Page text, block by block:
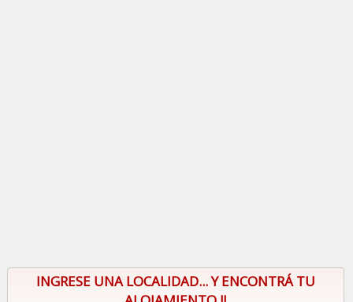
INGRESE UNA LOCALIDAD... Y ENCONTRÁ TU